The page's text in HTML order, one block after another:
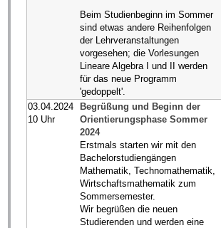
Beim Studienbeginn im Sommer
sind etwas andere Reihenfolgen
der Lehrveranstaltungen
vorgesehen; die Vorlesungen
Lineare Algebra I und II werden
für das neue Programm
'gedoppelt'.
03.04.2024
10 Uhr
Begrüßung und Beginn der
Orientierungsphase Sommer
2024
Erstmals starten wir mit den
Bachelorstudiengängen
Mathematik, Technomathematik,
Wirtschaftsmathematik zum
Sommersemester.
Wir begrüßen die neuen
Studierenden und werden eine